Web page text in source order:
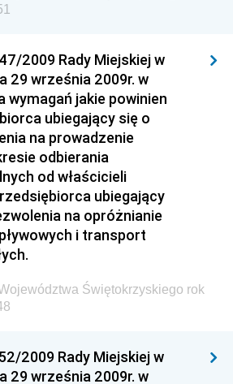
Ministra Finansów
Ministra Rozwoju i Finansów
Wyższego Urzędu Górniczego
Prezesa Urzędu Transportu
Ministra Przedsiębiorczości i
Ministra Inwestycji i Rozwoju
Naczelnego Dyrektora Archiwów
Ministra Finansów, Inwestycji i
Ministra Sportu
2009 Rady Miejskiej w
29 września 2009r. w
wymagań jakie powinien
ubiegający się o
na prowadzenie
odbierania
od właścicieli
ubiegający
na opróżnianie
i transport
Świętokrzyskiego rok
2009 Rady Miejskiej w
29 września 2009r. w